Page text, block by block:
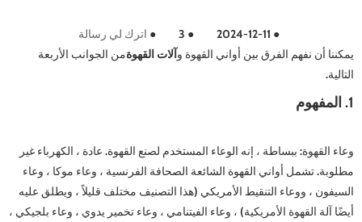
●
2024-12-11
●
3
● اترك لي رسالة
يمكننا أن نفهم الفرق بين أواني القهوة وآلات القهوةمن الجوانب الأربعة
التالية.
1. المفهوم
وعاء القهوة: ببساطة ، إنه الوعاء المستخدم لصنع القهوة. عادة ، الكهرباء غير
مطلوبة. تشمل أواني القهوة الشائعة الصحافة الفرنسية ، وعاء موكا ، وعاء
السيفون ، ووعاء التنقيط الأمريكي (هذا التصنيف مختلف قليلاً ، ويطلق عليه
أيضًا آلة القهوة الأمريكية) ، وعاء الفيتنامي ، وعاء تخمير يدوي ، وعاء بلجيكي ،